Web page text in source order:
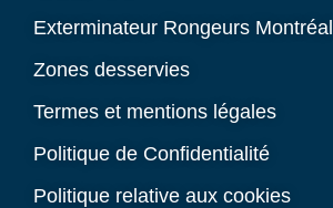
Exterminateur Rongeurs Montréal
Zones desservies
Termes et mentions légales
Politique de Confidentialité
Politique relative aux cookies